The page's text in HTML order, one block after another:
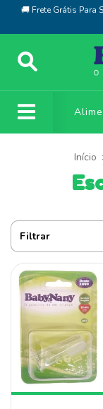
🚚 Frete Grátis Para
Início
Filtrar